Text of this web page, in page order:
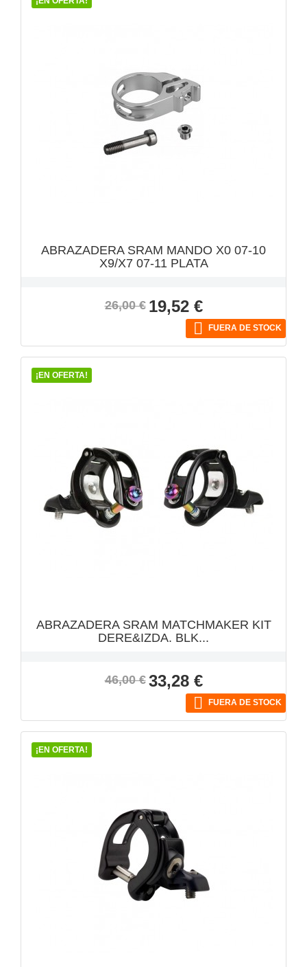
ABRAZADERA SRAM MANDO X0 07-10
X9/X7 07-11 PLATA
Precio
26,00 € Precio
19,52 €
 FUERA DE STOCK
¡EN OFERTA!
ABRAZADERA SRAM MATCHMAKER KIT
DERE&IZDA. BLK...
Precio
46,00 € Precio
33,28 €
 FUERA DE STOCK
¡EN OFERTA!
VISTA RÁPIDA
VISTA RÁPIDA
VISTA RÁPIDA